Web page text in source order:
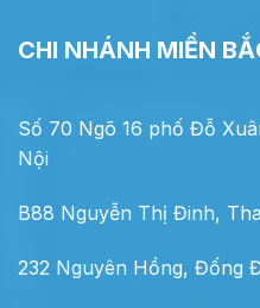
CHI NHÁNH MIỀN
Số 70 Ngõ 16 phố Đỗ
Nội
B88 Nguyễn Thị Đinh,
232 Nguyên Hồng, Đống